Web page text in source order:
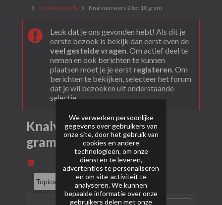
Knalvuurwerk
Knalvuurwerk 2 tot 10 gram
Leuk dat je ons gevonden hebt! Als dit je
eerste bezoek is bekijk dan eerst even de
veel gestelde vragen. Om actief deel te
nemen en ook berichten te kunnen
plaatsen moet je je eerst registeren. Om
berichten te bekijken, selecteer het forum
dat je wil bezoeken uit onderstaande
selectie.
Knalvuurwerk 2 tot 10
gram
We verwerken persoonlijke
gegevens over gebruikers van
onze site, door het gebruik van
cookies en andere
technologieën, om onze
diensten te leveren,
advertenties te personaliseren
en om site-activiteit te
analyseren. We kunnen
bepaalde informatie over onze
gebruikers delen met onze